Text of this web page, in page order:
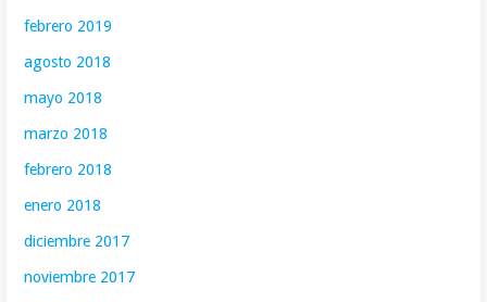
febrero 2019
agosto 2018
mayo 2018
marzo 2018
febrero 2018
enero 2018
diciembre 2017
noviembre 2017